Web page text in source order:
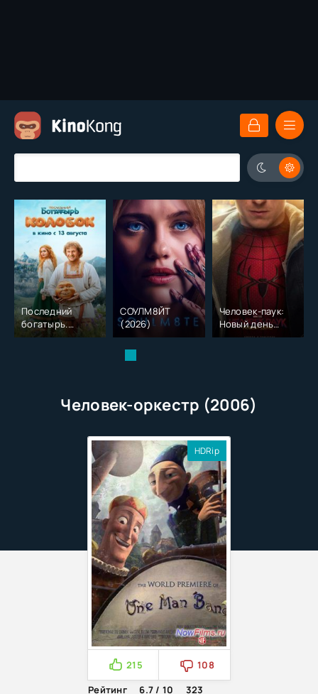
Последний
богатырь.
Колобок (2026)
СОУЛМ8ЙТ
(2026)
Человек-паук:
Новый день
(2026)
Человек-оркестр (2006)
HDRip
215
108
Рейтинг
6.7 / 10
323